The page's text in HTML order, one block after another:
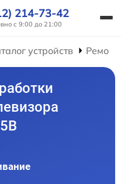
214-73-42
с 9:00 до 21:00
устройств Ремонт